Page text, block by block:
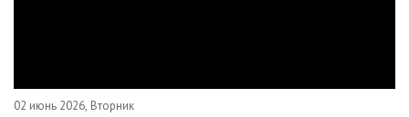
02 июнь 2026, Вторник